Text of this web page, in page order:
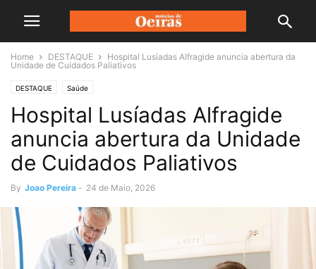
Home DESTAQUE
Hospital Lusíadas Alfragide anuncia abertura da
Unidade de Cuidados Paliativos
DESTAQUE Saúde
Hospital Lusíadas Alfragide
anuncia abertura da Unidade
de Cuidados Paliativos
By Joao Pereira - 24 de Maio, 2026